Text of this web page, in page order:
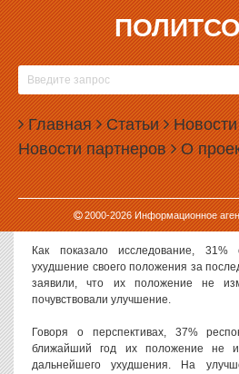
Главная Статьи Новости
Новости партнеров О
2000-2026Информационное
13.03.2019, 11:08
ТРЕТЬ РОССИЯН
УХУДШЕНИЕ СВОЕГО
Почти треть россиян заявляет, что
месяцев их материальное положение
ожидает дальнейшего ухудшения.
Такие данныеприводитфонд
опроса, проведенного в феврале 2019
Как показало исследование,
ухудшение своего положения за
заявили, что их положение не
почувствовали улучшение.
Говоря о перспективах, 37%
ближайший год их положение не
дальнейшего ухудшения. На